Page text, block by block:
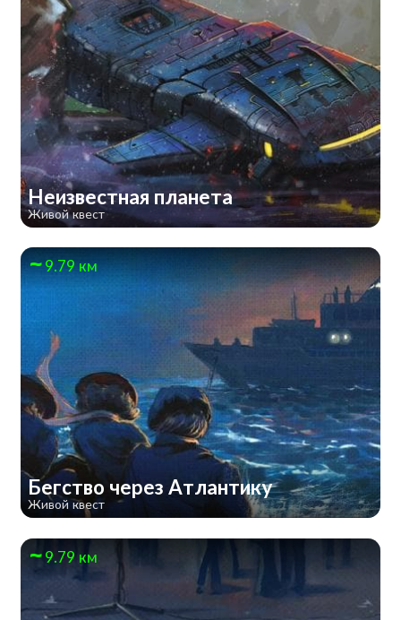
Неизвестная планета
Живой квест
9.79 км
Бегство через Атлантику
Живой квест
9.79 км